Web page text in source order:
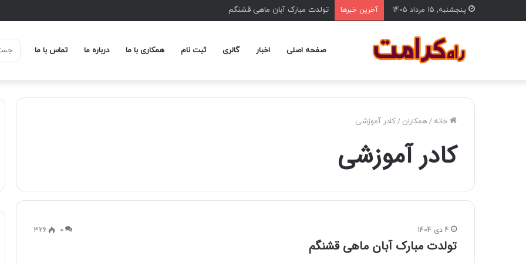
پنجشنبه, 15 مرداد 1405 آخرین خبرها تولدت مبارک آبان ماهی قشنگم
صفحه اصلی اخبار گالری ثبت نام همکاری با ما درباره ما تماس با ما
خانه /همکاران /کادر آموزشی
کادر آموزشی
4 دی 1404 0
326
تولدت مبارک آبان ماهی قشنگم